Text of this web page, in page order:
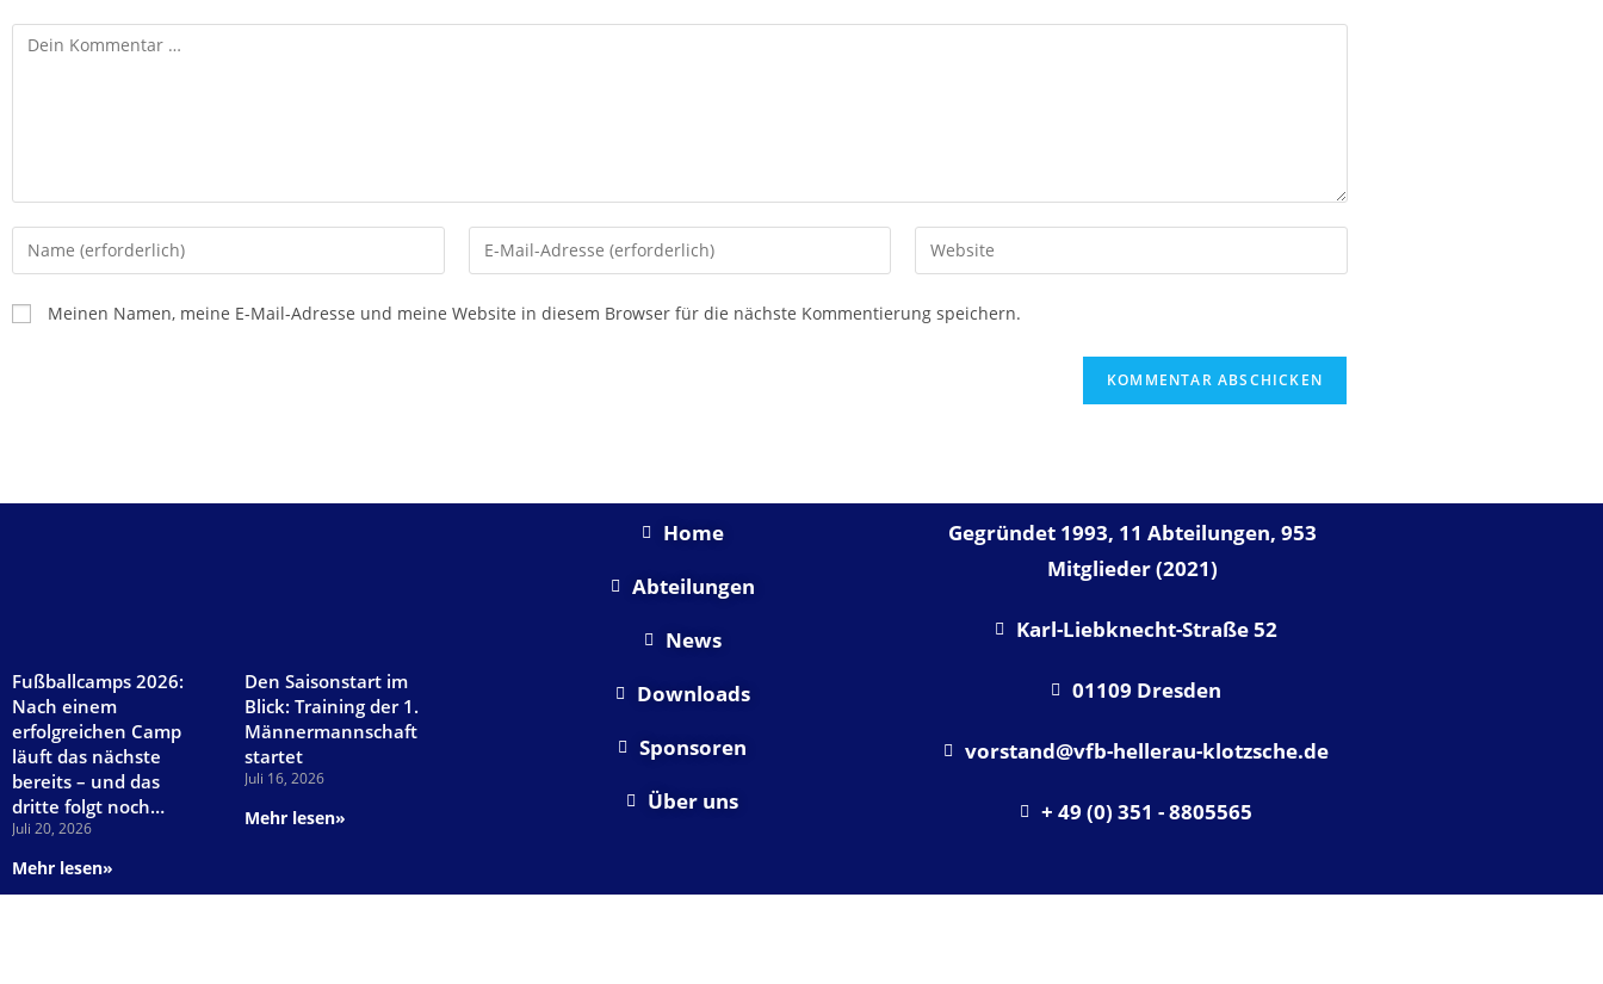
Meinen Namen, meine E-Mail-Adresse und meine Website in diesem Browser für die nächste Kommentierung speichern.
Fußballcamps 2026:
Nach einem
erfolgreichen Camp
läuft das nächste
bereits – und das
dritte folgt noch…
Juli 20, 2026
Mehr lesen»
Den Saisonstart im
Blick: Training der 1.
Männermannschaft
startet
Juli 16, 2026
Mehr lesen»
Home
Abteilungen
News
Downloads
Sponsoren
Über uns
Gegründet 1993, 11 Abteilungen, 953
Mitglieder (2021)
Karl-Liebknecht-Straße 52
01109 Dresden
vorstand@vfb-hellerau-klotzsche.de
+ 49 (0) 351 - 8805565